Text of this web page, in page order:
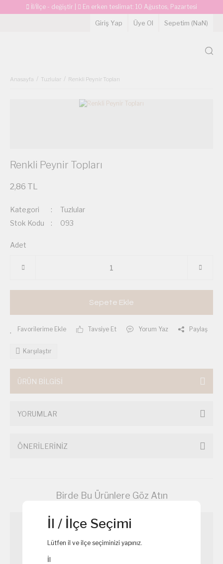
İl/İlçe - değiştir En erken teslimat: 10 Ağustos, Pazartesi
Giriş Yap Üye Ol Sepetim (NaN)
Anasayfa Tuzlular Renkli Peynir Topları
Renkli Peynir Topları
2,86 TL
Kategori
Tuzlular
Stok Kodu
093
Adet
Sepete Ekle
Tavsiye Et Yorum Yaz Paylaş
Karşılaştır
ÜRÜN BİLGİSİ
YORUMLAR
ÖNERİLERİNİZ
Birde Bu Ürünlere Göz Atın
İl / İlçe Seçimi
Lütfen il ve ilçe seçiminizi yapınız.
İl